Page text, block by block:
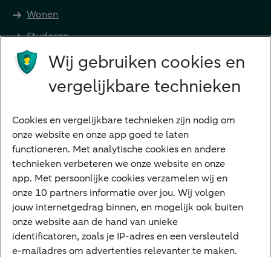
Wonen
Studeren
Preferred Banking
Digitale diensten
Internet Bankieren
ABN AMRO app
Tikkie
Apple Pay
Google Pay
Veilig bankieren
Wij gebruiken cookies en
vergelijkbare technieken
Cookies en vergelijkbare technieken zijn nodig om
onze website en onze app goed te laten
functioneren. Met analytische cookies en andere
technieken verbeteren we onze website en onze
app. Met persoonlijke cookies verzamelen wij en
onze 10 partners informatie over jou. Wij volgen
jouw internetgedrag binnen, en mogelijk ook buiten
onze website aan de hand van unieke
identificatoren, zoals je IP-adres en een versleuteld
e-mailadres om advertenties relevanter te maken.